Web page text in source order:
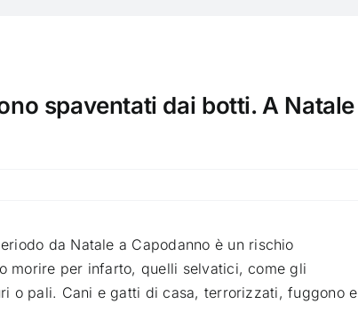
spaventati dai botti. A Natale
da Natale a Capodanno è un rischio
morire per infarto, quelli selvatici, come gli
o pali. Cani e gatti di casa, terrorizzati, fuggono e